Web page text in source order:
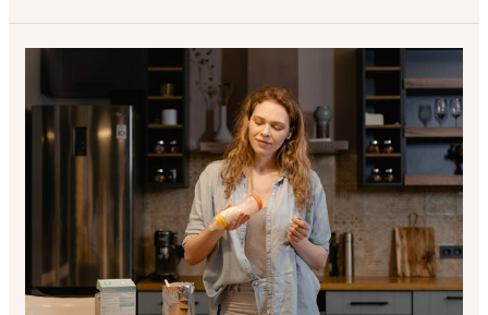
de
stérilisation
souvenir
de